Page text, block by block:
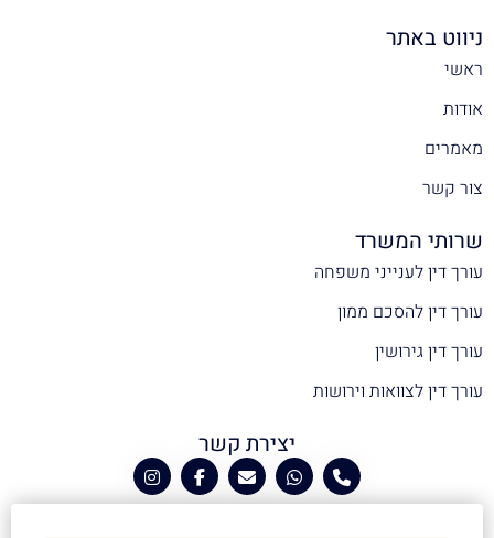
ניווט באתר
ראשי
אודות
מאמרים
צור קשר
שרותי המשרד
עורך דין לענייני משפחה
עורך דין להסכם ממון
עורך דין גירושין
עורך דין לצוואות וירושות
יצירת קשר